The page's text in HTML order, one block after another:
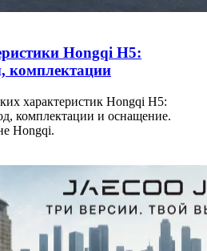
Hongqi H5:
комплектации
характеристик Hongqi H5:
комплектации и оснащение.
Hongqi.